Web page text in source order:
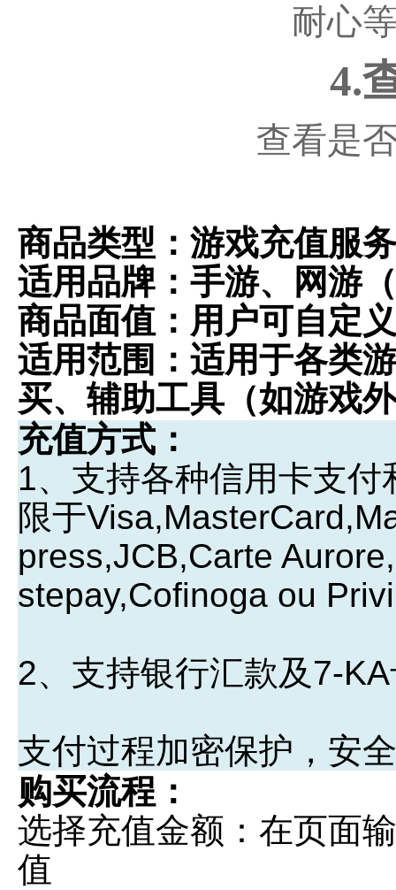
耐心
4.
查看是
商品类型：游戏充值服务
适用品牌：手游、网游
商品面值：用户可自定
适用范围：适用于各类
买、辅助工具（如游戏
充值方式：
1、支持各种信用卡支
限于
press,JCB,Carte
stepay,Cofinoga ou
2、支持银行汇款及7-
支付过程加密保护，安
购买流程：
选择充值金额：在页面
值